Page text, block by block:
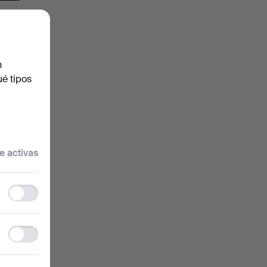
tipos
activas
Functionality
storage
Statistics
storage